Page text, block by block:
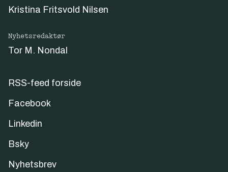
Kristina Fritsvold Nilsen
Nyhetsredaktør
Tor M. Nondal
RSS-feed forside
Facebook
Linkedin
Bsky
Nyhetsbrev